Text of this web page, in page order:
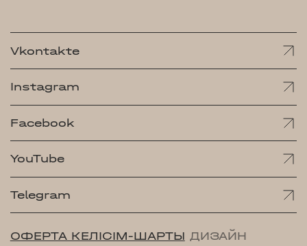
Vkontakte
Instagram
Facebook
YouTube
Telegram
ОФЕРТА КЕЛІСІМ-ШАРТЫ ДИЗАЙН